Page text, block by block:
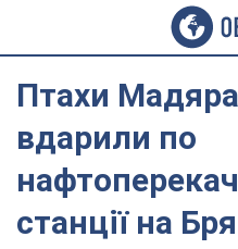
Птахи
вдарили по
станції на